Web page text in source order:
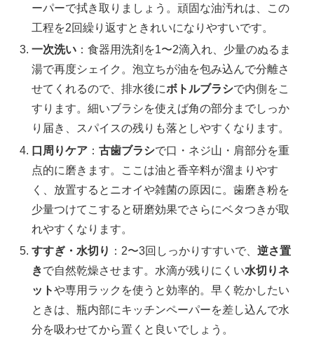
ーパーで拭き取りましょう。頑固な油汚れは、この
工程を2回繰り返すときれいになりやすいです。
一次洗い ：食器用洗剤を1〜2滴入れ、少量のぬるま
湯で再度シェイク。泡立ちが油を包み込んで分離さ
せてくれるので、排水後にボトルブラシで内側をこ
すります。細いブラシを使えば角の部分までしっか
り届き、スパイスの残りも落としやすくなります。
口周りケア ：古歯ブラシで口・ネジ山・肩部分を重
点的に磨きます。ここは油と香辛料が溜まりやす
く、放置するとニオイや雑菌の原因に。歯磨き粉を
少量つけてこすると研磨効果でさらにベタつきが取
れやすくなります。
すすぎ・水切り ：2〜3回しっかりすすいで、逆さ置
きで自然乾燥させます。水滴が残りにくい水切りネ
ットや専用ラックを使うと効率的。早く乾かしたい
ときは、瓶内部にキッチンペーパーを差し込んで水
分を吸わせてから置くと良いでしょう。